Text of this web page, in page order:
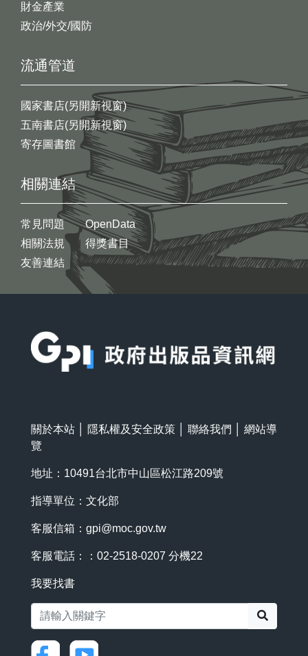
財金產業
政治/外交/國防
流通管道
國家書店(另開新視窗)
五南書店(另開新視窗)
寄存圖書館
相關連結
常見問題
相關法規
友善連結
OpenData
得獎書目
關於本站 隱私權及安全政策 聯絡我們
網站導
覽
地址：10491台北市中山區松江路209號
指導單位：文化部
客服信箱： gpi@moc.gov.tw
客服電話：：02-2518-0207 分機22
我要找書